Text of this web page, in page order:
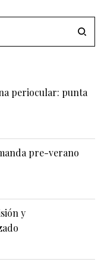
periocular: punta
pre-verano
y